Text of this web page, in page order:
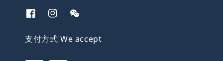
支付方式 We accept